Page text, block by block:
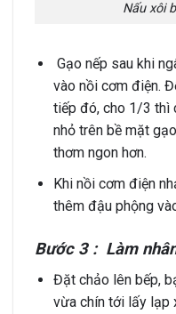
Nấu xôi
Gạo nếp sau khi
vào nồi cơm điện.
tiếp đó, cho 1/3 thì
nhỏ trên bề mặt
thơm ngon hơn.
Khi nồi cơm điện
thêm đậu phộng
Bước 3 : Làm
Đặt chảo lên bếp,
vừa chín tới lấy lạp